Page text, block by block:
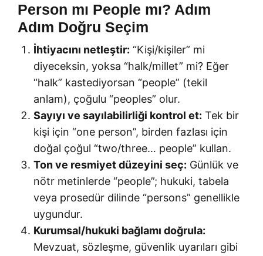
Person mı People mı? Adım
Adım Doğru Seçim
İhtiyacını netleştir: “Kişi/kişiler” mi
diyeceksin, yoksa “halk/millet” mi? Eğer
“halk” kastediyorsan “people” (tekil
anlam), çoğulu “peoples” olur.
Sayıyı ve sayılabilirliği kontrol et: Tek bir
kişi için “one person”, birden fazlası için
doğal çoğul “two/three… people” kullan.
Ton ve resmiyet düzeyini seç: Günlük ve
nötr metinlerde “people”; hukuki, tabela
veya prosedür dilinde “persons” genellikle
uygundur.
Kurumsal/hukuki bağlamı doğrula:
Mevzuat, sözleşme, güvenlik uyarıları gibi